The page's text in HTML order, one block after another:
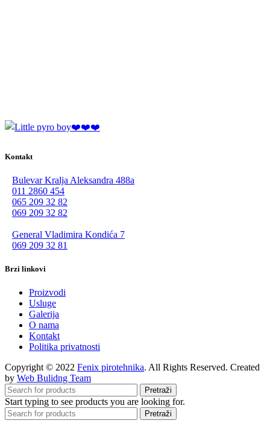
Kontakt
Bulevar Kralja Aleksandra 488a
011 2860 454
065 209 32 82
069 209 32 82
General Vladimira Kondića 7
069 209 32 81
Brzi linkovi
Proizvodi
Usluge
Galerija
O nama
Kontakt
Politika privatnosti
Copyright © 2022 Fenix pirotehnika. All Rights Reserved. Created
by Web Bulidng Team
Pretraži
Start typing to see products you are looking for.
Pretraži